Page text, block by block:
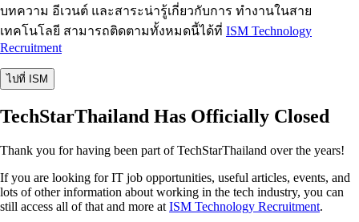
บทความ อีเวนต์ และสาระน่ารู้เกี่ยวกับการ ทำงานในสาย
เทคโนโลยี สามารถติดตามทั้งหมดนี้ได้ที่ ISM Technology
Recruitment
ไปที่ ISM
TechStarThailand Has Officially Closed
Thank you for having been part of TechStarThailand over the years!
If you are looking for IT job opportunities, useful articles, events, and
lots of other information about working in the tech industry, you can
still access all of that and more at ISM Technology Recruitment.